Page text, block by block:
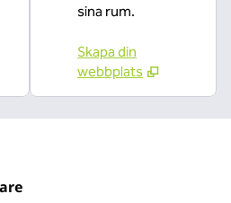
sina rum.
Skapa din
webbplats